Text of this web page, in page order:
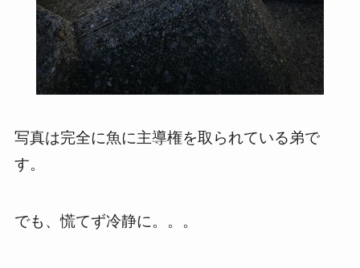
写真は完全に魚に主導権を取られている弟で
す。
でも、慌てず冷静に。。。